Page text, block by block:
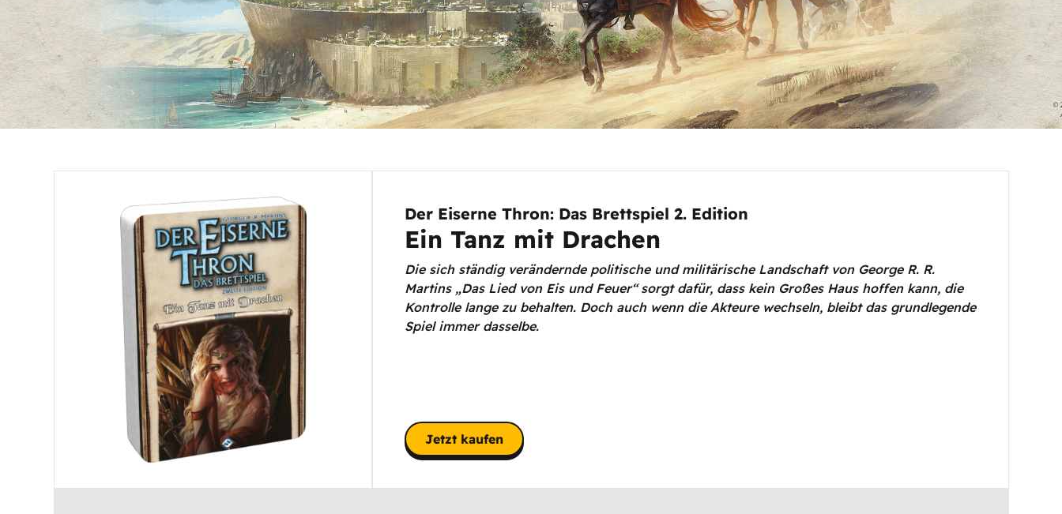
Der Eiserne Thron: Das Brettspiel 2. Edition
Ein Tanz mit Drachen
Die sich ständig verändernde politische und militärische Landschaft von George R. R.
Martins „Das Lied von Eis und Feuer“ sorgt dafür, dass kein Großes Haus hoffen kann, die
Kontrolle lange zu behalten. Doch auch wenn die Akteure wechseln, bleibt das grundlegende
Spiel immer dasselbe.
Jetzt kaufen